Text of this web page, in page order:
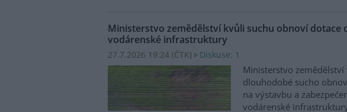
Ministerstvo zemědělství kvůli suchu obnoví dotace
vodárenské infrastruktury
27.7.2026 19:24 (ČTK) Diskuse: 1
Ministerstvo zemědělství
dlouhodobé sucho
na výstavbu a
vodárenské